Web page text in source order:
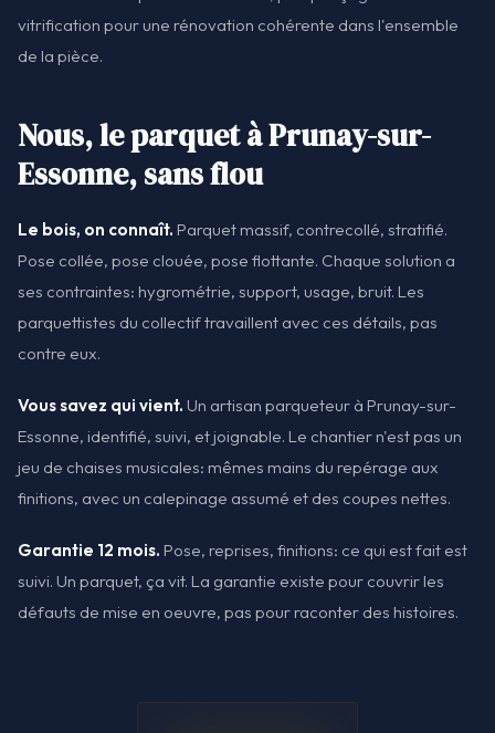
vitrification pour une rénovation cohérente dans l'ensemble
de la pièce.
Nous, le parquet à Prunay-sur-
Essonne, sans flou
Le bois, on connaît. Parquet massif, contrecollé, stratifié.
Pose collée, pose clouée, pose flottante. Chaque solution a
ses contraintes: hygrométrie, support, usage, bruit. Les
parquettistes du collectif travaillent avec ces détails, pas
contre eux.
Vous savez qui vient. Un artisan parqueteur à Prunay-sur-
Essonne, identifié, suivi, et joignable. Le chantier n'est pas un
jeu de chaises musicales: mêmes mains du repérage aux
finitions, avec un calepinage assumé et des coupes nettes.
Garantie 12 mois. Pose, reprises, finitions: ce qui est fait est
suivi. Un parquet, ça vit. La garantie existe pour couvrir les
défauts de mise en oeuvre, pas pour raconter des histoires.